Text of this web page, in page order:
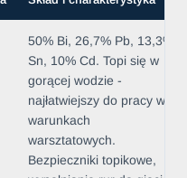
50% Bi, 26,7% Pb, 13,3%
Sn, 10% Cd. Topi się w
gorącej wodzie -
najłatwiejszy do pracy w
warunkach
warsztatowych.
Bezpieczniki topikowe,